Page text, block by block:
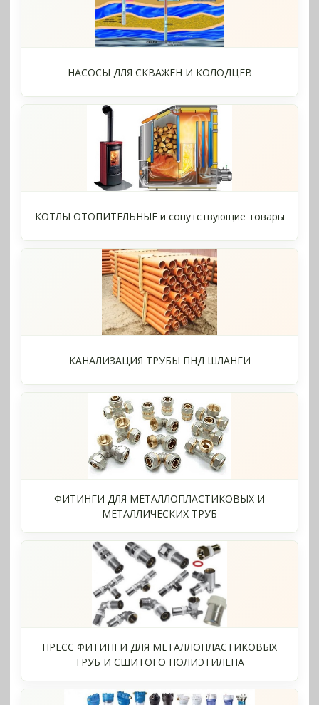
НАСОСЫ ДЛЯ СКВАЖЕН И КОЛОДЦЕВ
КОТЛЫ ОТОПИТЕЛЬНЫЕ и сопутствующие товары
КАНАЛИЗАЦИЯ ТРУБЫ ПНД ШЛАНГИ
ФИТИНГИ ДЛЯ МЕТАЛЛОПЛАСТИКОВЫХ И
МЕТАЛЛИЧЕСКИХ ТРУБ
ПРЕСС ФИТИНГИ ДЛЯ МЕТАЛЛОПЛАСТИКОВЫХ
ТРУБ И СШИТОГО ПОЛИЭТИЛЕНА